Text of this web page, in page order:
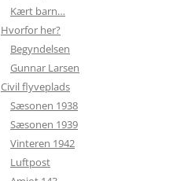
Kært barn…
Hvorfor her?
Begyndelsen
Gunnar Larsen
Civil flyveplads
Sæsonen 1938
Sæsonen 1939
Vinteren 1942
Luftpost